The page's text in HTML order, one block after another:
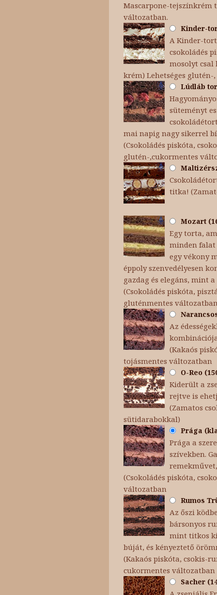
Mascarpone-tejszínkrém
változatban.
Kinder-
A Kinder-
csokoládés
mosolyt csal
krém) Lehetséges
Lúdláb
süteményt
mai napig nagy sikerrel
(Csokoládés piskóta,
glutén-,cukormentes
titka!
Mozart
Egy torta,
minden falat
egy vékony
éppoly szenvedélyesen
gazdag és elegáns, mint
(Csokoládés piskóta,
gluténmentes
Az
(Kakaós
tojásmentes változatban
O-Reo
Kiderült a
rejtve is
(Zamatos
sütidarabokkal)
Prága
Prága a
szívekben.
(Csokoládés piskóta,
változatban
Rumos
Az őszi
bársonyos
mint titkos
búját, és kényeztető
(Kakaós piskóta, csokis-
cukormentes változatban
Sacher